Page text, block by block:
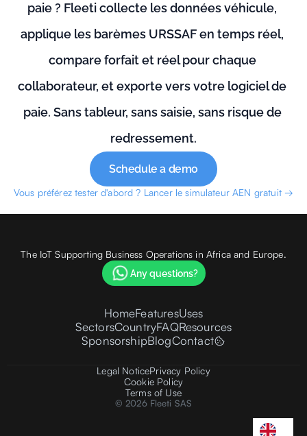
paie ? Fleeti collecte les données véhicule,
applique les barèmes URSSAF en temps réel,
compare forfait et réel pour chaque
collaborateur, et exporte vers votre logiciel de
paie. Sans tableur, sans saisie, sans risque de
redressement.
Schedule a demo
Vous préférez tester d'abord ? Lancer le simulateur AEN gratuit →
The IoT Supporting Business Operations in Africa and Europe.
Any questions?
HomeFeaturesUses
SectorsCountryFAQResources
SponsorshipBlogContact
Privacy Policy
Legal Notice
Cookie Policy
Terms of Use
© 2026 Fleeti SAS